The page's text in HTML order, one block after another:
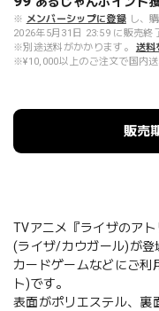
※ メンバーシップに登録 し、
2026年5月31日 23:59 に販売終
※別途送料がかかります。
送料
※¥10,000以上のご注文で国内送
販売
TVアニメ『ライザのア
(ライザ/カウガール)が登
カードゲームなどにご利
ト)です。
表面がポリエステル、裏